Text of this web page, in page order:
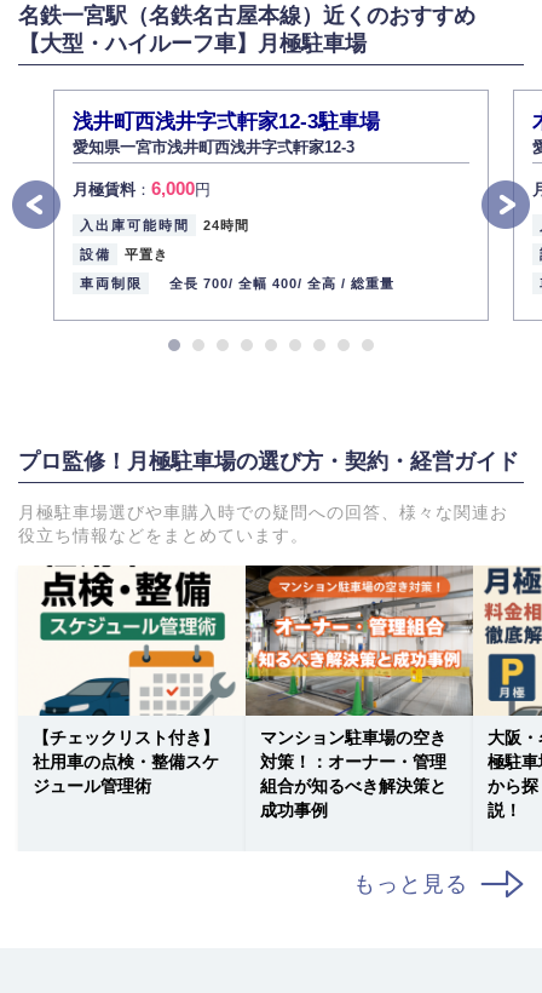
名鉄一宮駅（名鉄名古屋本線）近くのおすすめ
【大型・ハイルーフ車】月極駐車場
浅井町西浅井字弍軒家12-3駐車場
愛知県一宮市浅井町西浅井字弍軒家12-3
月極賃料： 6,000円
入出庫可能時間
24時間
設備
平置き
車両制限
全長 700/ 全幅 400/ 全高 / 総重量
プロ監修！月極駐車場の選び方・契約・経営ガイド
月極駐車場選びや車購入時での疑問への回答、様々な関連お
役立ち情報などをまとめています。
【チェックリスト付き】
社用車の点検・整備スケ
ジュール管理術
マンション駐車場の空き
対策！：オーナー・管理
組合が知るべき解決策と
成功事例
大阪
極駐
から
説！
もっと見る